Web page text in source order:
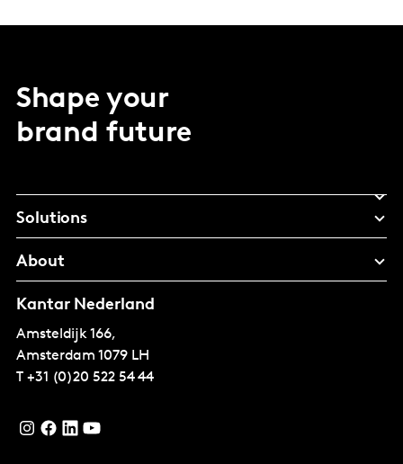
Shape your
brand future
Solutions
About
Kantar Nederland
Amsteldijk 166,
Amsterdam 1079 LH
T +31 (0)20 522 54 44